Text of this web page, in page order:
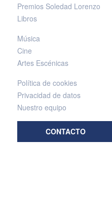
Premios Soledad Lorenzo
Libros
Música
Cine
Artes Escénicas
Política de cookies
Privacidad de datos
Nuestro equipo
CONTACTO